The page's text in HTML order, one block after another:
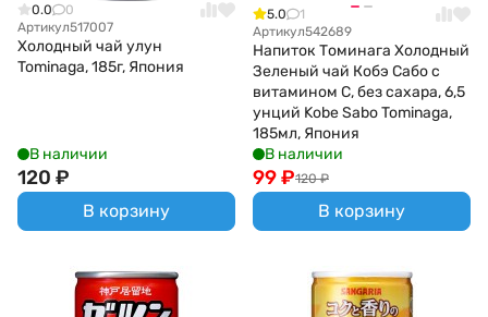
0.0
0
Артикул517007
Холодный чай улун
Tominaga, 185г, Япония
В наличии
120 ₽
В корзину
5.0
1
Артикул542689
Напиток Томинага Холодный
Зеленый чай Кобэ Сабо с
витамином С, без сахара, 6,5
унций Kobe Sabo Tominaga,
185мл, Япония
В наличии
120 ₽
99₽
В корзину